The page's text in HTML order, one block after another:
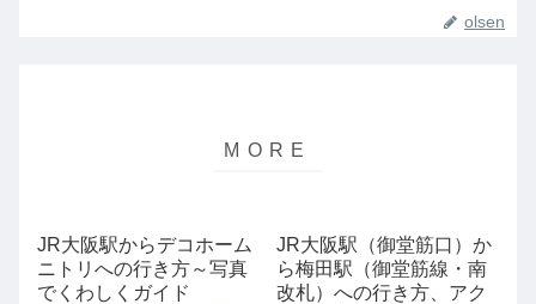
olsen
JR大阪駅からデコホーム
ニトリへの行き方～写真
でくわしくガイド
JR大阪駅（御堂筋口）か
ら梅田駅（御堂筋線・南
改札）への行き方、アク